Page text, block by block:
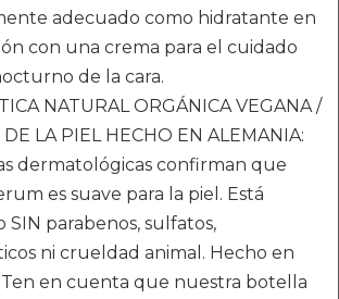
adecuado como hidratante en
con una crema para el cuidado
de la cara.
NATURAL ORGÁNICA VEGANA /
LA PIEL HECHO EN ALEMANIA:
dermatológicas confirman que
es suave para la piel. Está
parabenos, sulfatos,
ni crueldad animal. Hecho en
Ten en cuenta que nuestra botella